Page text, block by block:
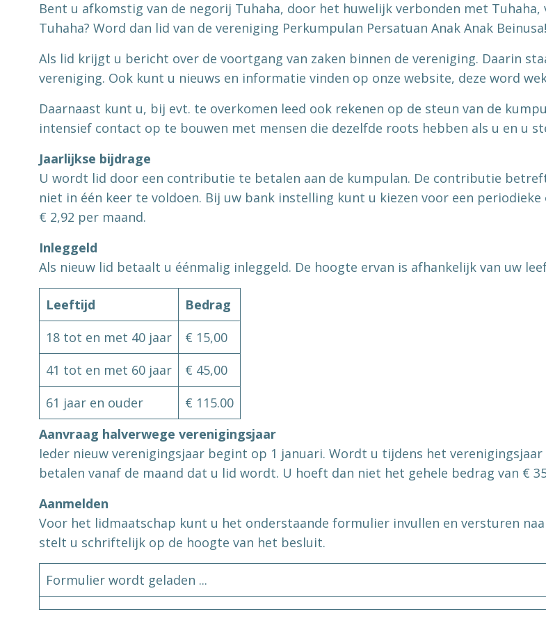
Bent u afkomstig van de negorij Tuhaha, door het huwelijk verbonden met
Tuhaha? Word dan lid van de vereniging Perkumpulan Persatuan Anak Anak Beinusa!
Als lid krijgt u bericht over de voortgang van zaken binnen de vereniging. Daarin
vereniging. Ook kunt u nieuws en informatie vinden op onze website, deze word
Daarnaast kunt u, bij evt. te overkomen leed ook rekenen op de steun van de
intensief contact op te bouwen met mensen die dezelfde roots hebben als u en u
Jaarlijkse bijdrage
U wordt lid door een contributie te betalen aan de kumpulan. De contributie
niet in één keer te voldoen. Bij uw bank instelling kunt u kiezen voor een
€ 2,92 per maand.
Inleggeld
Als nieuw lid betaalt u éénmalig inleggeld. De hoogte ervan is afhankelijk van uw
Leeftijd
Bedrag
18 tot en met 40 jaar
€ 15,00
41 tot en met 60 jaar
€ 45,00
61 jaar en ouder
€ 115.00
Aanvraag halverwege verenigingsjaar
Ieder nieuw verenigingsjaar begint op 1 januari. Wordt u tijdens het
betalen vanaf de maand dat u lid wordt. U hoeft dan niet het gehele bedrag van €
Aanmelden
Voor het lidmaatschap kunt u het onderstaande formulier invullen en versturen
stelt u schriftelijk op de hoogte van het besluit.
Formulier wordt geladen ...